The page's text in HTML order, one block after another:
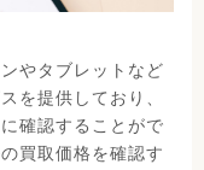
やタブレットなど
を提供しており、
確認することがで
買取価格を確認す